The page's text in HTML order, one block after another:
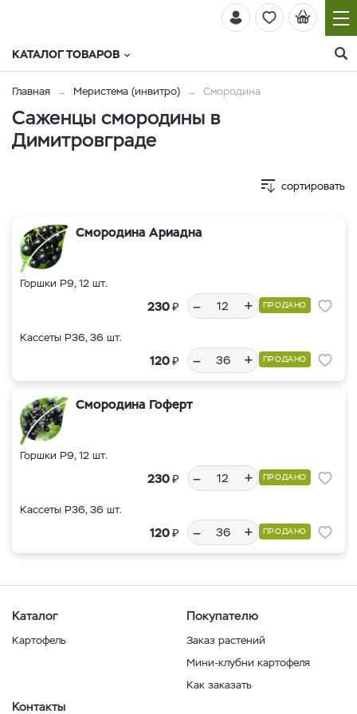
КАТАЛОГ ТОВАРОВ
Главная Меристема (инвитро) Смородина
Саженцы смородины в
Димитровграде
сортировать
Смородина Ариадна
Горшки Р9, 12 шт.
230₽ – + ПРОДАНО
Кассеты Р36, 36 шт.
120₽ – + ПРОДАНО
Смородина Гоферт
Горшки Р9, 12 шт.
230₽ – + ПРОДАНО
Кассеты Р36, 36 шт.
120₽ – + ПРОДАНО
Каталог
Картофель
Покупателю
Заказ растений
Мини-клубни картофеля
Как заказать
Контакты